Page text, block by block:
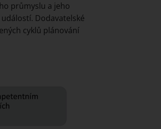
průmyslu a jeho
Dodavatelské
cyklů plánování